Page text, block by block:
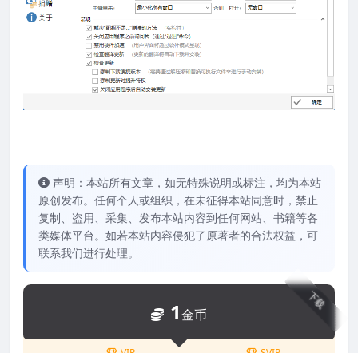
声明：本站所有文章，如无特殊说明或标注，均为本站
原创发布。任何个人或组织，在未征得本站同意时，禁止
复制、盗用、采集、发布本站内容到任何网站、书籍等各
类媒体平台。如若本站内容侵犯了原著者的合法权益，可
联系我们进行处理。
下载
1金币